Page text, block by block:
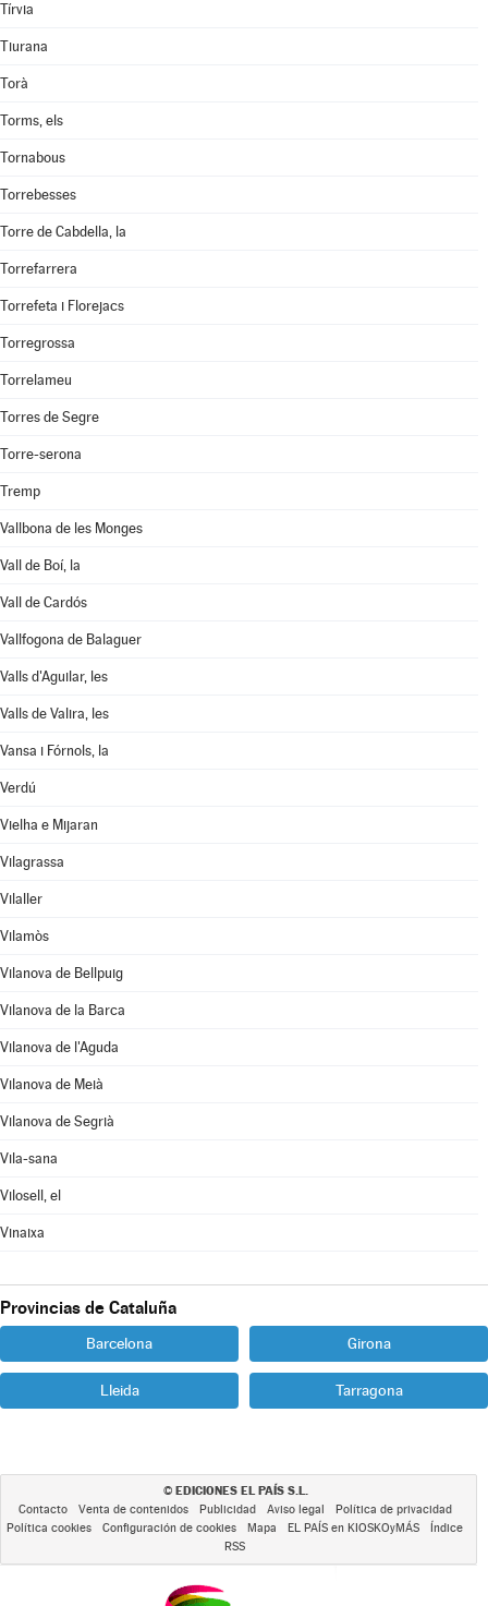
Tírvia
Tiurana
Torà
Torms, els
Tornabous
Torrebesses
Torre de Cabdella, la
Torrefarrera
Torrefeta i Florejacs
Torregrossa
Torrelameu
Torres de Segre
Torre-serona
Tremp
Vallbona de les Monges
Vall de Boí, la
Vall de Cardós
Vallfogona de Balaguer
Valls d'Aguilar, les
Valls de Valira, les
Vansa i Fórnols, la
Verdú
Vielha e Mijaran
Vilagrassa
Vilaller
Vilamòs
Vilanova de Bellpuig
Vilanova de la Barca
Vilanova de l'Aguda
Vilanova de Meià
Vilanova de Segrià
Vila-sana
Vilosell, el
Vinaixa
Provincias de Cataluña
Barcelona Girona
Lleida Tarragona
© EDICIONES EL PAÍS S.L.
Contacto Venta de contenidos Publicidad Aviso legal
Política de privacidad
Política cookies
Configuración de cookies Mapa EL PAÍS en KIOSKOyMÁS
Índice
RSS